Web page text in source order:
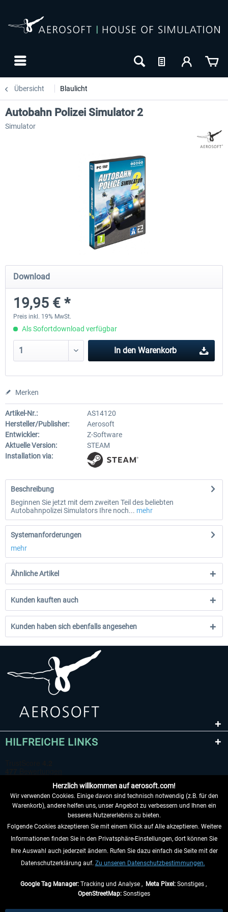
Übersicht Blaulicht
Notruf 112 - Die Feuerwehr Simulation
22,49 € *
Global Rescue
Autobahn Polizei Simulator 2
Simulator
Download
19,95 € *
Preis inkl. 19% MwSt.
Als Sofortdownload verfügbar
In den Warenkorb
Merken
Artikel-Nr.:
AS14120
Hersteller/Publisher:
Aerosoft
Entwickler:
Z-Software
Aktuelle Version:
STEAM
Installation via:
Beschreibung
Beginnen Sie jetzt mit dem zweiten Teil des beliebten
Autobahnpolizei Simulators Ihre noch... mehr
Systemanforderungen
mehr
Ähnliche Artikel
Kunden kauften auch
Kunden haben sich ebenfalls angesehen
HILFREICHE LINKS
VERTRAG WIDERRUFEN
INFORMATIONEN
Herzlich willkommen auf aerosoft.com!
Wir verwenden Cookies. Einige davon sind technisch notwendig (z.B. für den
Warenkorb), andere helfen uns, unser Angebot zu verbessern und Ihnen ein
besseres Nutzererlebnis zu bieten.
Folgende Cookies akzeptieren Sie mit einem Klick auf Alle akzeptieren. Weitere
Informationen finden Sie in den Privatsphäre-Einstellungen, dort können Sie
Ihre Auswahl auch jederzeit ändern. Rufen Sie dazu einfach die Seite mit der
Datenschutzerklärung auf. Zu unseren Datenschutzbestimmungen.
Google Tag Manager:Tracking und Analyse , Meta Pixel:Sonstiges ,
OpenStreetMap: Sonstiges